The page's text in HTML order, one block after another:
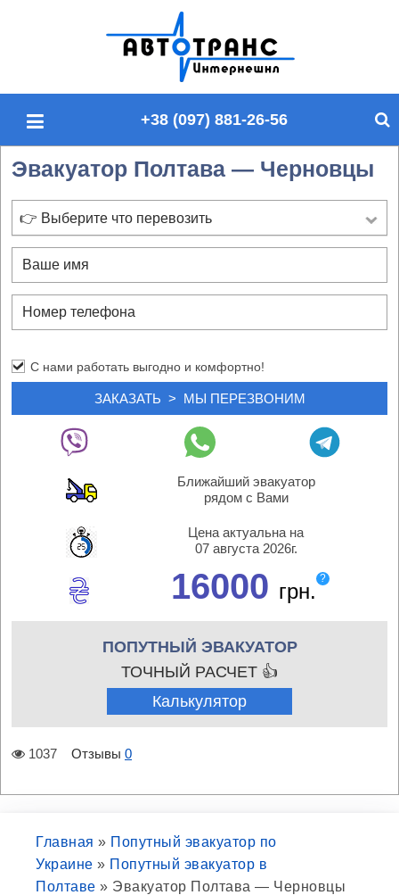
п
о
й
у
+38 (097) 881-26-56
Эвакуатор Полтава — Черновцы
👉 Выберите что перевозить
С нами работать выгодно и комфортно!
Ближайший эвакуатор
рядом с Вами
Цена актуальна на
07 августа 2026г.
16000 грн.
?
ПОПУТНЫЙ ЭВАКУАТОР
ТОЧНЫЙ РАСЧЕТ 👍
Калькулятор
1037 Отзывы 0
Главная » Попутный эвакуатор по
Украине » Попутный эвакуатор в
Полтаве » Эвакуатор Полтава — Черновцы